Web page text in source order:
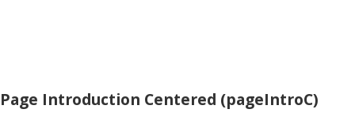
Page Introduction Centered (pageIntroC)